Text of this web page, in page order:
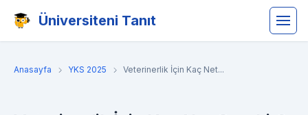
Üniversiteni Tanıt
Anasayfa YKS 2025 Veterinerlik İçin Kaç Net...